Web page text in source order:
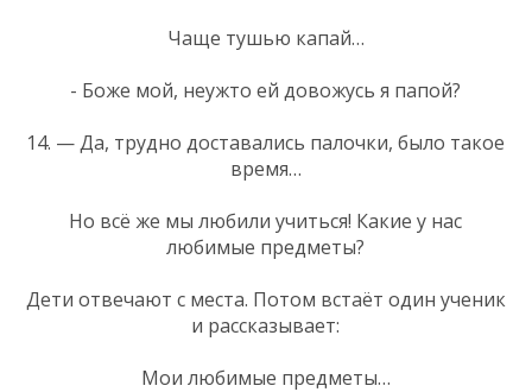
Чаще тушью капай…
- Боже мой, неужто ей довожусь я папой?
14. — Да, трудно доставались палочки, было такое
время…
Но всё же мы любили учиться! Какие у нас
любимые предметы?
Дети отвечают с места. Потом встаёт один ученик
и рассказывает:
Мои любимые предметы…